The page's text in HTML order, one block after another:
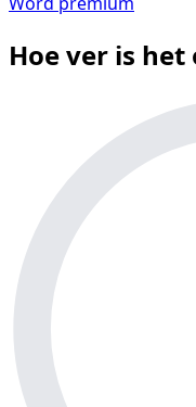
Hoe ver is het